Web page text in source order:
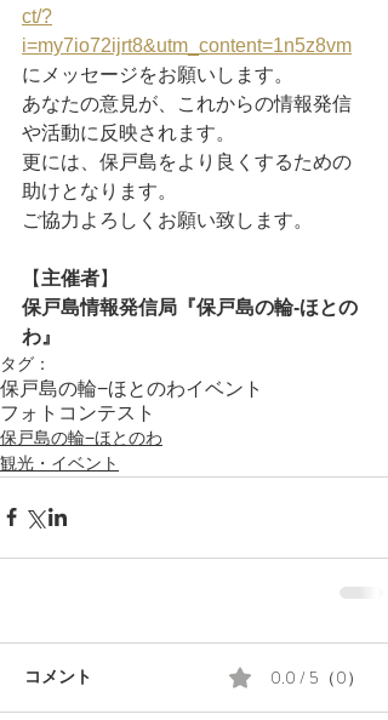
ct/?
i=my7io72ijrt8&utm_content=1n5z8vm
にメッセージをお願いします。
あなたの意見が、これからの情報発信
や活動に反映されます。
更には、保戸島をより良くするための
助けとなります。
ご協力よろしくお願い致します。
【 主催者】
保戸島情報発信局『保戸島の輪‐ほとの
わ』
タグ：
保戸島の輪−ほとのわイベント
フォトコンテスト
保戸島の輪−ほとのわ
観光・イベント
コメント 0.0 / 5（0）